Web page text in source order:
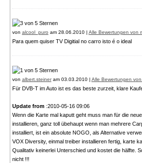
von alcool_puro am 28.06.2010 | Alle Bewertungen von
Para quem quiser TV Digitial no carro isto é o ideal
von albert.steineram 03.03.2010 | Alle Bewertungen von
Für DVB-T im Auto ist es das beste zurzeit, klare
Update from :2010-05-16 09:06
Wenn die Karte mal kaputt geht muss man für die
installieren, ganz toll übehaupt wenn man mehrere
installiert, ist ein absolute NOGO, als Alternative
VOX Diversity, einmal treiber installieren fertig, karte
Qualitativ keinerlei Unterschied und kostet die hälfte.
nicht !!!